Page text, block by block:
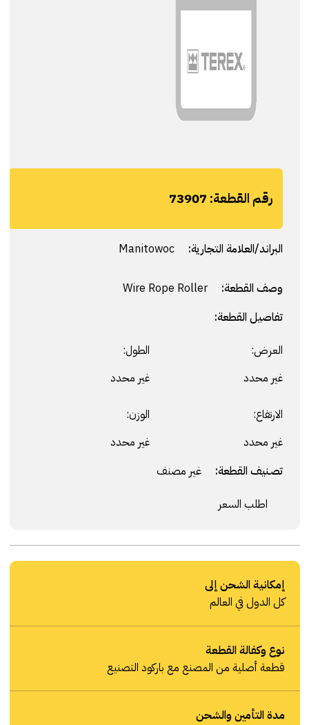
رقم القطعة: 73907
البراند/العلامة التجارية: Manitowoc
وصف القطعة:
Wire Rope Roller
تفاصيل القطعة:
العرض:
غير محدد
الطول:
غير محدد
الارتفاع:
غير محدد
الوزن:
غير محدد
تصنيف القطعة: غير مصنف
اطلب السعر
إمكانية الشحن إلى
كل الدول في العالم
نوع وكفالة القطعة
قطعة أصلية من المصنع مع باركود التصنيع
مدة التأمين والشحن